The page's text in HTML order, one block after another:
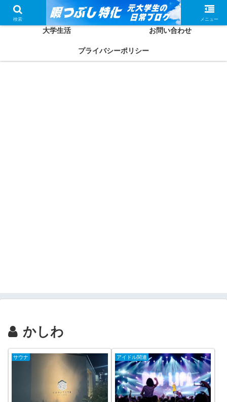
ホーム かしわってどんな人？
大学生活 お問い合わせ
プライバシーポリシー
かしわ
サウナ アイドル関連
検索 メニュー